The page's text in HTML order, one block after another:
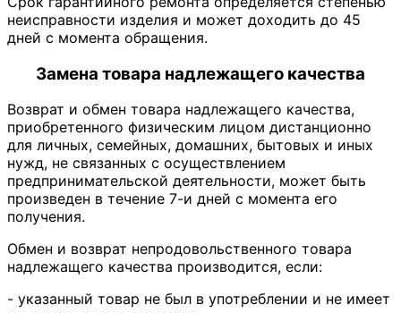
неисправности изделия и может доходить до 45
дней с момента обращения.
Замена товара надлежащего качества
Возврат и обмен товара надлежащего качества,
приобретенного физическим лицом дистанционно
для личных, семейных, домашних, бытовых и иных
нужд, не связанных с осуществлением
предпринимательской деятельности, может быть
произведен в течение 7-и дней с момента его
получения.
Обмен и возврат непродовольственного товара
надлежащего качества производится, если:
- указанный товар не был в употреблении и не имеет